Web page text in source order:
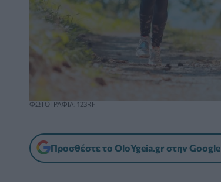
ΦΩΤΟΓΡΑΦΙΑ: 123RF
Προσθέστε το OloYgeia.gr στην Google